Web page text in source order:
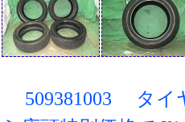
509381003 タイ